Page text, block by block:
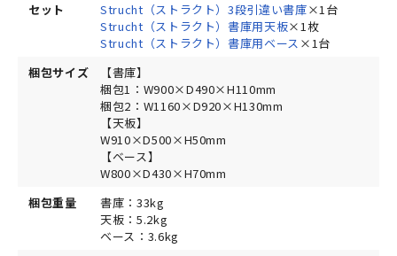
セット
Strucht（ストラクト）3段引違い書庫×1台
Strucht（ストラクト）書庫用天板×1枚
Strucht（ストラクト）書庫用ベース ×1台
梱包サイズ
【書庫】
梱包1：W900×D490×H110mm
梱包2：W1160×D920×H130mm
【天板】
W910×D500×H50mm
【ベース】
W800×D430×H70mm
梱包重量
書庫：33kg
天板：5.2kg
ベース：3.6kg